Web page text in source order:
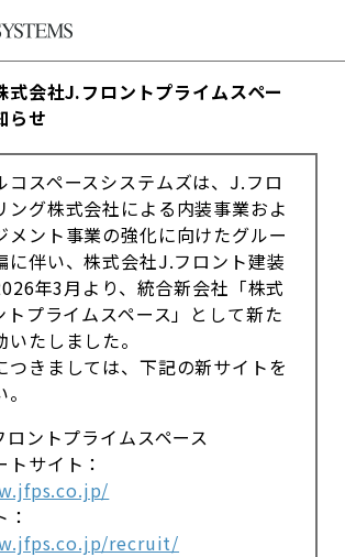
式会社J.フロントプライムスペー
らせ
コスペースシステムズは、J.フロ
ング株式会社による内装事業およ
メント事業の強化に向けたグルー
に伴い、株式会社J.フロント建装
年3月より、統合新会社「株式
プライムスペース」として新た
たしました。
つきましては、下記の新サイトを
ントプライムスペース
トサイト：
recruit/